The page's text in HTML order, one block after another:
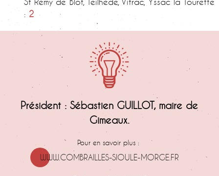
: 2
Président : Sébastien GUILLOT, maire de
Gimeaux.
Pour en savoir plus :
WWW.COMBRAILLES-SIOULE-MORGE.FR